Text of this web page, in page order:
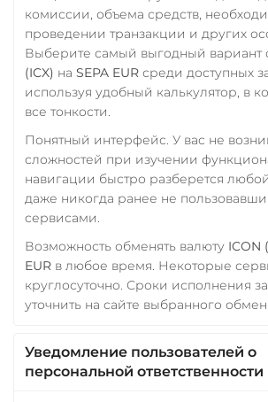
комиссии, объема средств,
проведении транзакции и других
Выберите самый выгодный вариант
(ICX) на SEPA EUR среди доступных
используя удобный калькулятор, в
все тонкости.
Понятный интерфейс. У вас не
сложностей при изучении
навигации быстро разберется
даже никогда ранее не
сервисами.
Возможность обменять валюту ICON
EUR в любое время. Некоторые
круглосуточно. Сроки исполнения
уточнить на сайте выбранного
Уведомление пользователей о
персональной ответственности